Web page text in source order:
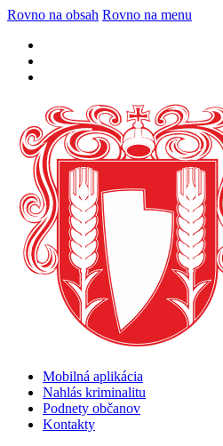
Rovno na obsah Rovno na menu
Mobilná aplikácia
Nahlás kriminalitu
Podnety občanov
Kontakty